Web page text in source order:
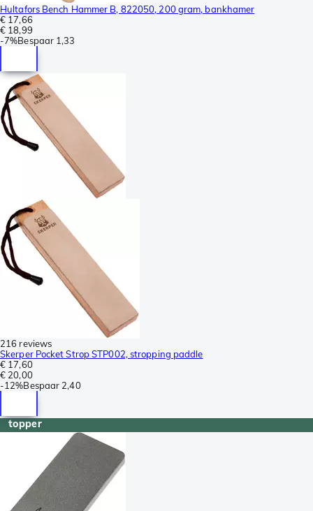
Hultafors Bench Hammer B, 822050, 200 gram, bankhamer
€ 17,66
€ 18,99
-7%Bespaar 1,33
216 reviews
Skerper Pocket Strop STP002, stropping paddle
€ 17,60
€ 20,00
-12%Bespaar 2,40
topper